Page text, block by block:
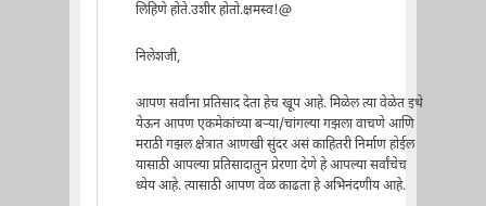
लिहिणे होते.उशीर होतो.क्षमस्व!@
निलेशजी,
आपण सर्वांना प्रतिसाद देता हेच खूप आहे. मिळेल त्या वेळेत इथे
येऊन आपण एकमेकांच्या बर्‍या/चांगल्या गझला वाचणे आणि
मराठी गझल क्षेत्रात आणखी सुंदर असं काहितरी निर्माण होईल
यासाठी आपल्या प्रतिसादातुन प्रेरणा देणे हे आपल्या सर्वांचेच
ध्येय आहे. त्यासाठी आपण वेळ काढता हे अभिनंदणीय आहे.